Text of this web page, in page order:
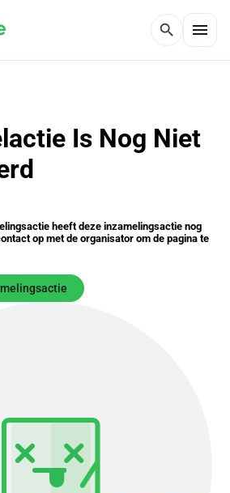
search menu
Is Nog Niet
heeft deze inzamelingsactie nog
op met de organisator om de pagina te